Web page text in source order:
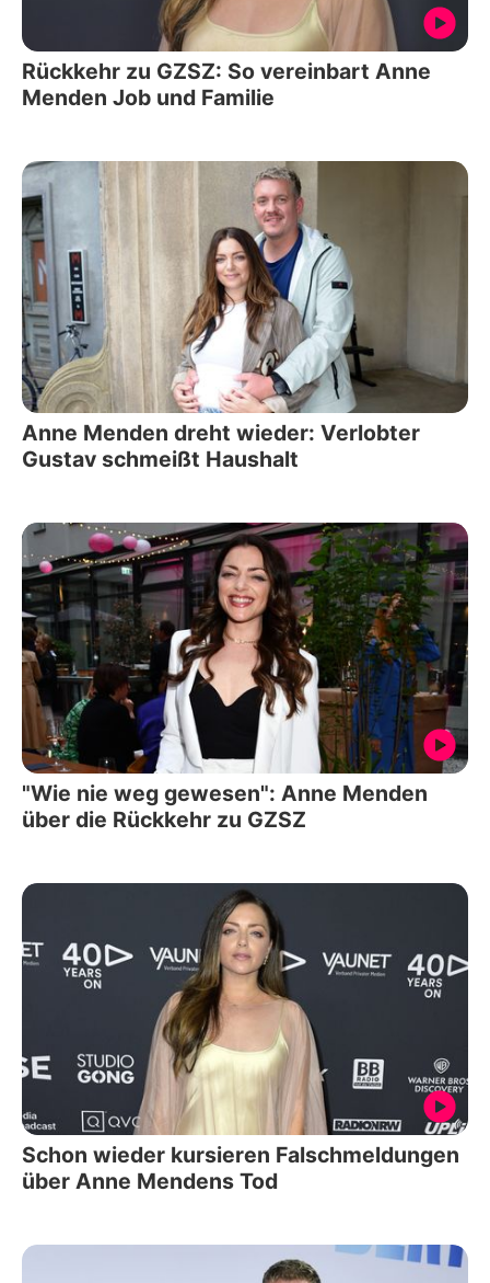
Rückkehr zu GZSZ: So vereinbart Anne
Menden Job und Familie
Anne Menden dreht wieder: Verlobter
Gustav schmeißt Haushalt
"Wie nie weg gewesen": Anne Menden
über die Rückkehr zu GZSZ
Schon wieder kursieren Falschmeldungen
über Anne Mendens Tod